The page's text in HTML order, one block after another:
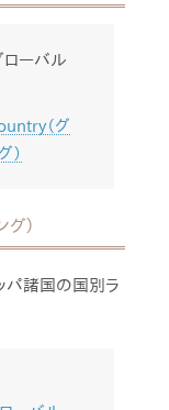
ーバル
（グ
）
）
パ諸国の国別ラ